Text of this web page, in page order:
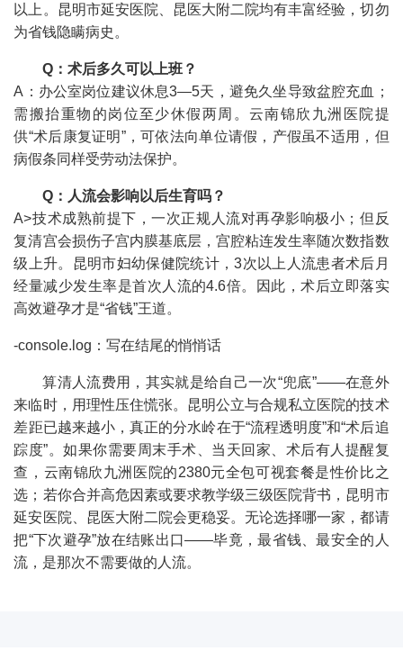
以上。昆明市延安医院、昆医大附二院均有丰富经验，切勿
为省钱隐瞒病史。
Q：术后多久可以上班？
A：办公室岗位建议休息3—5天，避免久坐导致盆腔充血；
需搬抬重物的岗位至少休假两周。云南锦欣九洲医院提
供“术后康复证明”，可依法向单位请假，产假虽不适用，但
病假条同样受劳动法保护。
Q：人流会影响以后生育吗？
A>技术成熟前提下，一次正规人流对再孕影响极小；但反
复清宫会损伤子宫内膜基底层，宫腔粘连发生率随次数指数
级上升。昆明市妇幼保健院统计，3次以上人流患者术后月
经量减少发生率是首次人流的4.6倍。因此，术后立即落实
高效避孕才是“省钱”王道。
-console.log：写在结尾的悄悄话
算清人流费用，其实就是给自己一次“兜底”——在意外
来临时，用理性压住慌张。昆明公立与合规私立医院的技术
差距已越来越小，真正的分水岭在于“流程透明度”和“术后追
踪度”。如果你需要周末手术、当天回家、术后有人提醒复
查，云南锦欣九洲医院的2380元全包可视套餐是性价比之
选；若你合并高危因素或要求教学级三级医院背书，昆明市
延安医院、昆医大附二院会更稳妥。无论选择哪一家，都请
把“下次避孕”放在结账出口——毕竟，最省钱、最安全的人
流，是那次不需要做的人流。